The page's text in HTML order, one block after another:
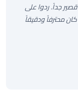
جداً. ردوا على
محترفاً ودقيقاً